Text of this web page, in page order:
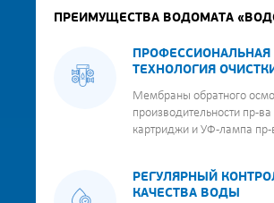
ПРЕИМУЩЕСТВА ВОДОМАТА
ПРОФЕССИОНАЛЬНАЯ
ТЕХНОЛОГИЯ
Мембраны обратного
производительности пр-ва
картриджи и УФ-лампа пр-
РЕГУЛЯРНЫЙ
КАЧЕСТВА ВОДЫ